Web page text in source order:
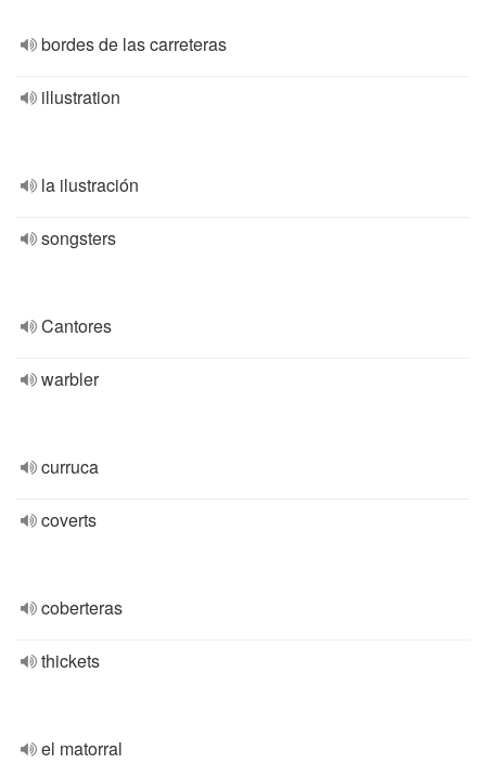
bordes de las carreteras
illustration
la ilustración
songsters
Cantores
warbler
curruca
coverts
coberteras
thickets
el matorral